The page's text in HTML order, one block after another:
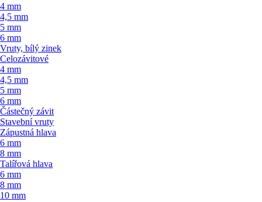
4 mm
4,5 mm
5 mm
6 mm
Vruty, bílý zinek
Celozávitové
4 mm
4,5 mm
5 mm
6 mm
Částečný závit
Stavební vruty
Zápustná hlava
6 mm
8 mm
Talířová hlava
6 mm
8 mm
10 mm